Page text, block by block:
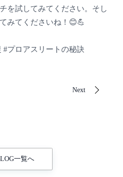
を試してみてください。そし
みてくださいね！😊💪
#プロアスリートの秘訣
Next
一覧へ